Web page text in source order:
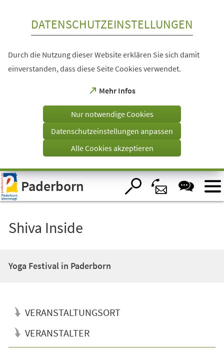
Visuelle
Assistenzsoftware
öffnen.
DATENSCHUTZEINSTELLUNGEN
Durch die Nutzung dieser Website erklären Sie sich damit
einverstanden, dass diese Seite Cookies verwendet.
Mehr Infos
(Öffnet
einem
Tab)
Nur notwendige Cookies
Datenschutzeinstellungen anpassen
Alle Cookies akzeptieren
Paderborn
Shiva Inside
Yoga Festival in Paderborn
VERANSTALTUNGSORT
VERANSTALTER